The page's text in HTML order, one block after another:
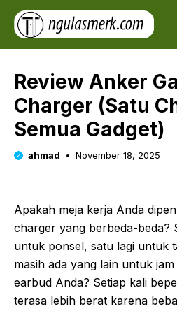
Skip
content
Review Anker
Charger (Satu
Semua Gadget)
ahmad November 18, 2025
Apakah meja kerja Anda
charger yang berbeda-beda?
untuk ponsel, satu lagi untuk
masih ada yang lain untuk
earbud Anda? Setiap kali
terasa lebih berat karena